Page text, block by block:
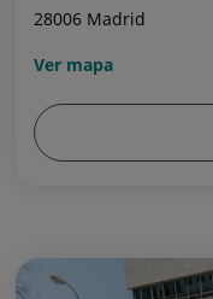
28006 Madrid
Ver mapa